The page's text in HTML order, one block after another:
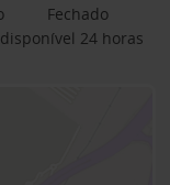
Fechado
24 horas